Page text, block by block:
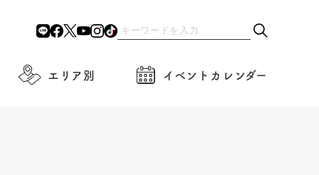
エリア別 イベントカレンダー